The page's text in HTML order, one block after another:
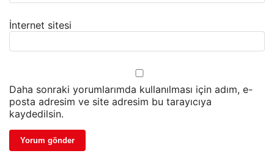
İnternet sitesi
Daha sonraki yorumlarımda kullanılması için adım, e-
posta adresim ve site adresim bu tarayıcıya
kaydedilsin.